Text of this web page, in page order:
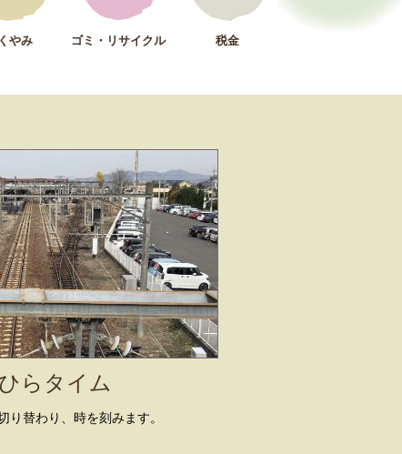
やみ ゴミ・リサイクル 税金
らタイム
り替わり、時を刻みます。